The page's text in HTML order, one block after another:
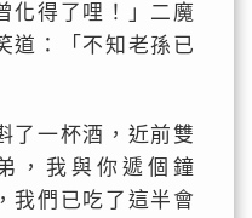
化得了哩！」二魔
道：「不知老孫已
了一杯酒，近前雙
，我與你遞個鐘
我們已吃了這半會